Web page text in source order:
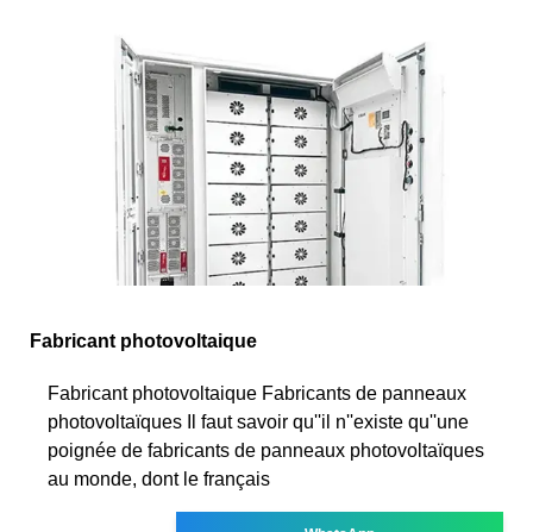
Fabricant photovoltaique
Fabricant photovoltaique Fabricants de panneaux
photovoltaïques Il faut savoir qu''il n''existe qu''une
poignée de fabricants de panneaux photovoltaïques
au monde, dont le français